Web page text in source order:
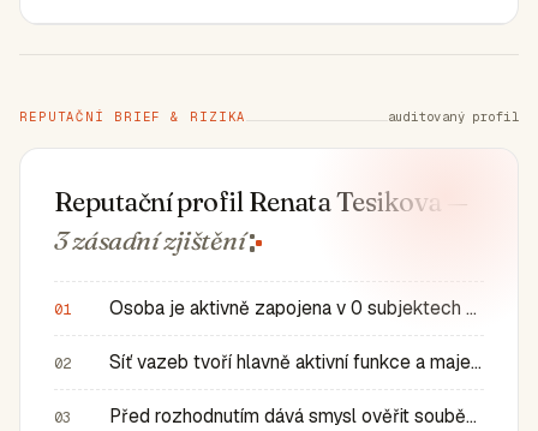
REPUTAČNÍ BRIEF & RIZIKA auditovaný profil
Reputační profil Renata Tesikova
—
3 zásadnízjištění
01 Osoba je aktivně zapojena v 0 subjektech a má 0 historic…
02 Síť vazeb tvoří hlavně aktivní funkce a majetkové role v…
03 Před rozhodnutím dává smysl ověřit souběh rolí, historic…